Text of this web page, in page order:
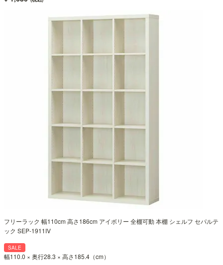
フリーラック 幅110cm 高さ186cm アイボリー 全棚可動 本棚 シェルフ セパルテ
ック SEP-1911IV
SALE
幅110.0 × 奥行28.3 × 高さ185.4（cm）